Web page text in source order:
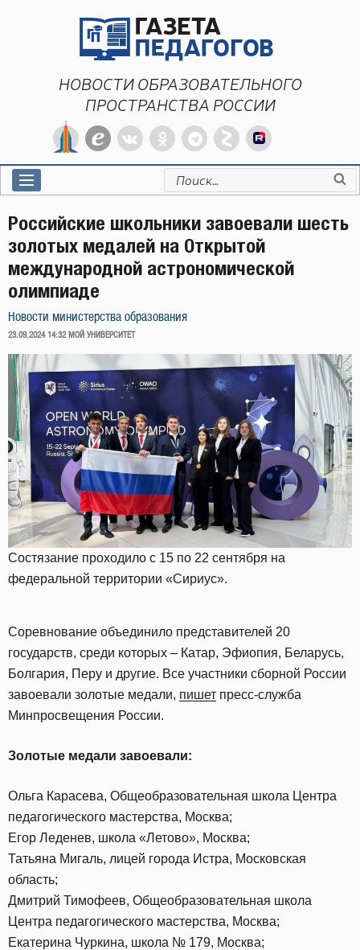
НОВОСТИ ОБРАЗОВАТЕЛЬНОГО
ПРОСТРАНСТВА РОССИИ
Искать:
Российские школьники завоевали шесть
золотых медалей на Открытой
международной астрономической
олимпиаде
Новости министерства образования
ОПУБЛИКОВАНО
23.09.2024 14:32 МОЙ УНИВЕРСИТЕТ
Состязание проходило с 15 по 22 сентября на
федеральной территории «Сириус».
Соревнование объединило представителей 20
государств, среди которых – Катар, Эфиопия, Беларусь,
Болгария, Перу и другие. Все участники сборной России
завоевали золотые медали, пишет пресс-служба
Минпросвещения России.
Золотые медали завоевали:
Ольга Карасева, Общеобразовательная школа Центра
педагогического мастерства, Москва;
Егор Леденев, школа «Летово», Москва;
Татьяна Мигаль, лицей города Истра, Московская
область;
Дмитрий Тимофеев, Общеобразовательная школа
Центра педагогического мастерства, Москва;
Екатерина Чуркина, школа № 179, Москва;